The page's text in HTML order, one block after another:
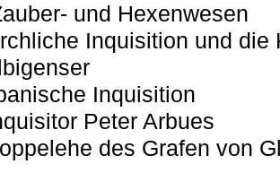
und Hexenwesen
Inquisition und die
Inquisition
Peter Arbues
des Grafen von